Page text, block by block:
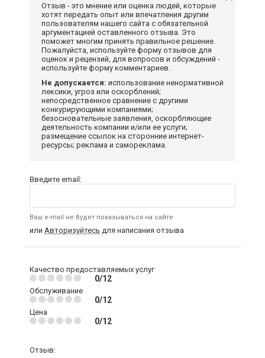
Отзыв - это мнение или оценка людей, которые
хотят передать опыт или впечатления другим
пользователям нашего сайта с обязательной
аргументацией оставленного отзыва. Это
поможет многим принять правильное решение.
Пожалуйста, используйте форму отзывов для
оценок и рецензий, для вопросов и обсуждений -
используйте форму комментариев.
Не допускается: использование ненормативной
лексики, угроз или оскорблений;
непосредственное сравнение с другими
конкурирующими компаниями;
безосновательные заявления, оскорбляющие
деятельность компании и/или ее услуги;
размещение ссылок на сторонние интернет-
ресурсы; реклама и самореклама.
Введите email:
Ваш e-mail не будет показываться на сайте
или Авторизуйтесь для написания отзыва
Качество предоставляемых услуг
0/12
Обслуживание
0/12
Цена
0/12
Отзыв: